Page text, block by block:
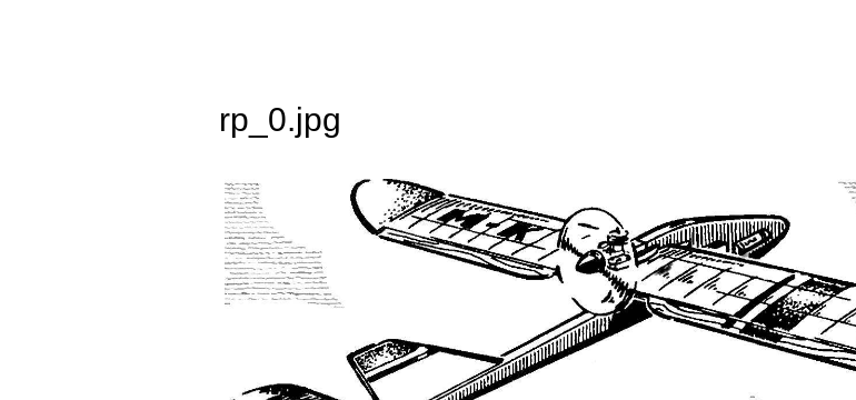
rp_0.jpg